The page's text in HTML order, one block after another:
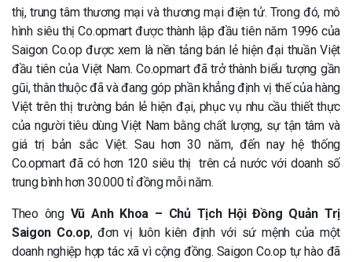
thị, trung tâm thương mại và thương mại điện tử. Trong đó, mô
hình siêu thị Co.opmart được thành lập đầu tiên năm 1996 của
Saigon Co.op được xem là nền tảng bán lẻ hiện đại thuần Việt
đầu tiên của Việt Nam. Co.opmart đã trở thành biểu tượng gần
gũi, thân thuộc đã và đang góp phần khẳng định vị thế của hàng
Việt trên thị trường bán lẻ hiện đại, phục vụ nhu cầu thiết thực
của người tiêu dùng Việt Nam bằng chất lượng, sự tận tâm và
giá trị bản sắc Việt. Sau hơn 30 năm, đến nay hệ thống
Co.opmart đã có hơn 120 siêu thị trên cả nước với doanh số
trung bình hơn 30.000 tỉ đồng mỗi năm.
Theo ông Vũ Anh Khoa – Chủ Tịch Hội Đồng Quản Trị
Saigon Co.op, đơn vị luôn kiên định với sứ mệnh của một
doanh nghiệp hợp tác xã vì cộng đồng. Saigon Co.op tự hào đã